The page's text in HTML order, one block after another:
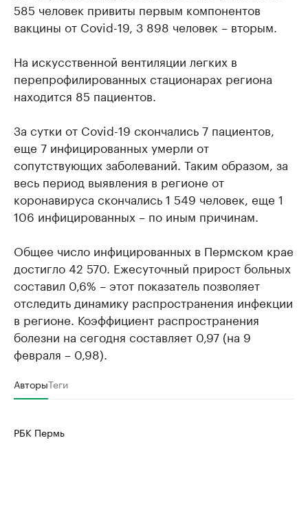
585 человек привиты первым компонентов
вакцины от Covid-19, 3 898 человек – вторым.
На искусственной вентиляции легких в
перепрофилированных стационарах региона
находится 85 пациентов.
За сутки от Covid-19 скончались 7 пациентов,
еще 7 инфицированных умерли от
сопутствующих заболеваний. Таким образом, за
весь период выявления в регионе от
коронавируса скончались 1 549 человек, еще 1
106 инфицированных – по иным причинам.
Общее число инфицированных в Пермском крае
достигло 42 570. Ежесуточный прирост больных
составил 0,6% – этот показатель позволяет
отследить динамику распространения инфекции
в регионе. Коэффициент распространения
болезни на сегодня составляет 0,97 (на 9
февраля – 0,98).
АвторыТеги
РБК Пермь